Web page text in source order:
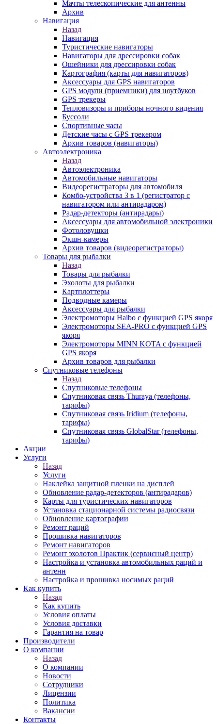
Мачты телескопические для антенны
Архив
Навигация
Назад
Навигация
Туристические навигаторы
Навигаторы для дрессировки собак
Ошейники для дрессировки собак
Картография (карты для навигаторов)
Аксессуары для GPS навигаторов
GPS модули (приемники) для ноутбуков
GPS трекеры
Тепловизоры и приборы ночного видения
Буссоли
Спортивные часы
Детские часы с GPS трекером
Архив товаров (навигаторы)
Автоэлектроника
Назад
Автоэлектроника
Автомобильные навигаторы
Видеорегистраторы для автомобиля
Комбо-устройства 3 в 1 (регистратор с
навигатором или антирадаром)
Радар-детекторы (антирадары)
Аксессуары для автомобильной электроники
Фотоловушки
Экшн-камеры
Архив товаров (видеорегистраторы)
Товары для рыбалки
Назад
Товары для рыбалки
Эхолоты для рыбалки
Картплоттеры
Подводные камеры
Аксессуары для рыбалки
Электромоторы Haibo с функцией GPS якоря
Электромоторы SEA-PRO с функцией GPS
якоря
Электромоторы MINN KOTA с функцией
GPS якоря
Архив товаров для рыбалки
Спутниковые телефоны
Назад
Спутниковые телефоны
Спутниковая связь Thuraya (телефоны,
тарифы)
Спутниковая связь Iridium (телефоны,
тарифы)
Спутниковая связь GlobalStar (телефоны,
тарифы)
Акции
Услуги
Назад
Услуги
Наклейка защитной пленки на дисплей
Обновление радар-детекторов (антирадаров)
Карты для туристических навигаторов
Установка стационарной системы радиосвязи
Обновление картографии
Ремонт раций
Прошивка навигаторов
Ремонт навигаторов
Ремонт эхолотов Практик (сервисный центр)
Настройка и установка автомобильных раций и
антенн
Настройка и прошивка носимых раций
Как купить
Назад
Как купить
Условия оплаты
Условия доставки
Гарантия на товар
Производители
О компании
Назад
О компании
Новости
Сотрудники
Лицензии
Политика
Вакансии
Контакты